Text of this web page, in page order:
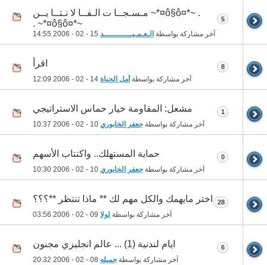
. ~*¤ô§ô¤*~ مـسـجــا ت الـفــا لا نـتــا يــن
~*¤ô§ô¤*~ .
آخر مشاركة بواسطة الـعـمـيــــــــــــد 14:55
5
اقرأ
آخر مشاركة بواسطة أمل الحياة 12:09
8
مشعل: المقاومة خيار حماس الاستراتيجي
آخر مشاركة بواسطة جعفر الخابوري 10:37
1
حماية المستهلك.. واكتتاب الأسهم
آخر مشاركة بواسطة جعفر الخابوري 10:30
0
اختر مايهمك والكل مهم لك ** ماذا تنتظر **؟؟؟
آخر مشاركة بواسطة لولا 03:56
28
ايام لندنية (1) ... عالم انجليزي مجنون
آخر مشاركة بواسطة جميله 20:32
6